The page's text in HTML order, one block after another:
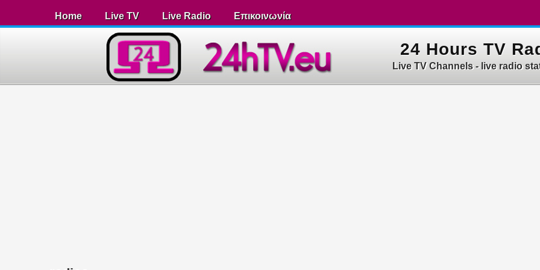
Home Live TV Live Radio Επικοινωνία
24 Hours TV
Live TV Channels - live radio